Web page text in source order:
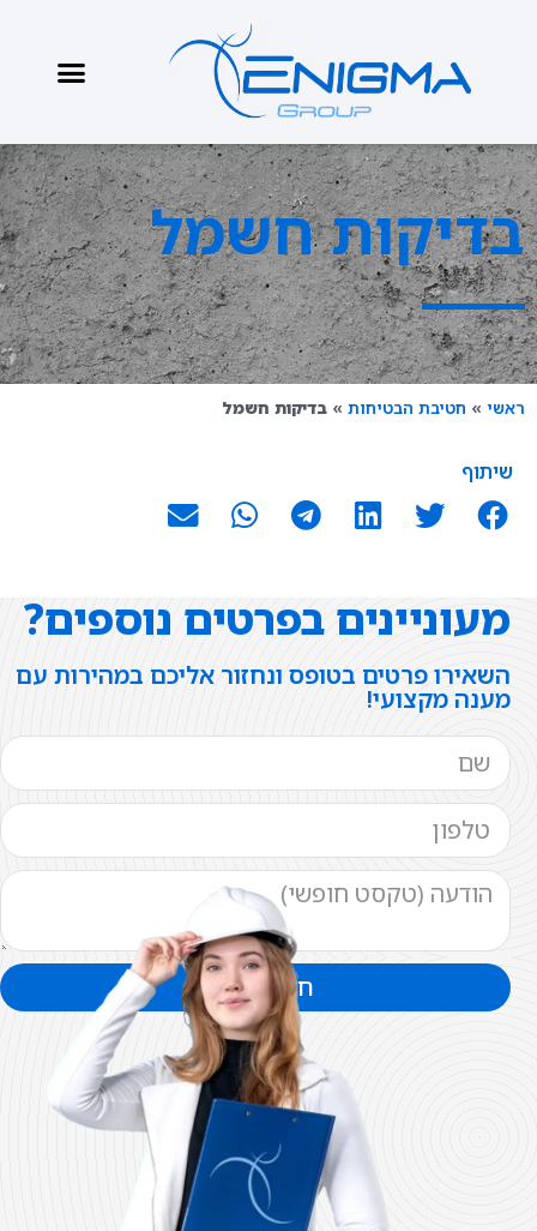
בדיקות חשמל
ראשי» חטיבת הבטיחות» בדיקות חשמל
שיתוף
מעוניינים בפרטים נוספים?
השאירו פרטים בטופס ונחזור אליכם במהירות עם
מענה מקצועי!
חזרו אליי